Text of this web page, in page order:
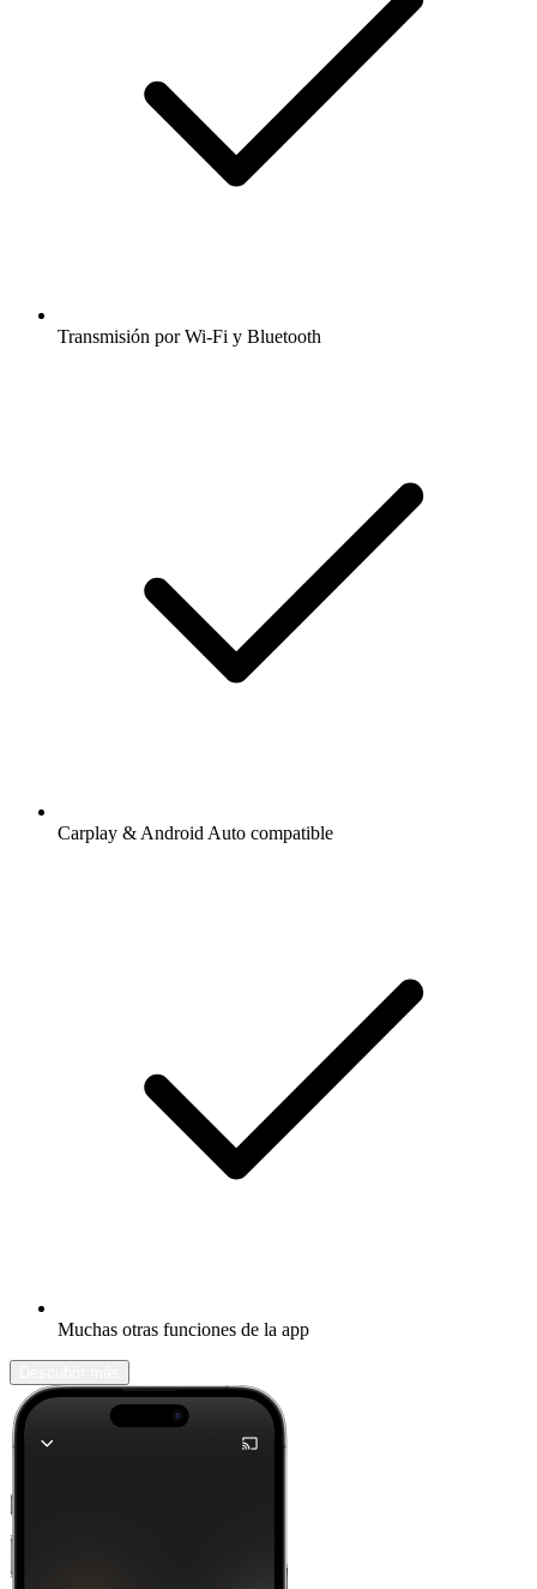
Transmisión por Wi-Fi y Bluetooth
Carplay & Android Auto compatible
Muchas otras funciones de la app